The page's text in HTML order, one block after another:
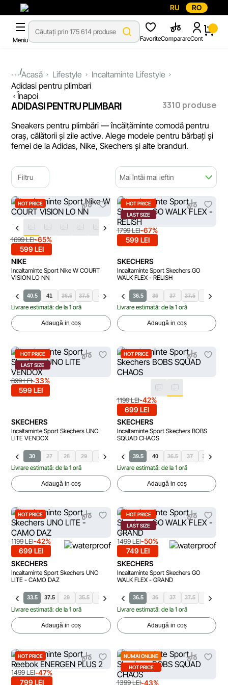
RU RO
Meniu FavoriteComparareCont
...Acasă Lifestyle
Incaltaminte Lifestyle
Adidasi pentru plimbari
Înapoi
ADIDASI PENTRU PLIMBARI 3310 produse
Sneakers pentru plimbări — încălțăminte comodă pentru
oraș, călătorii și zile active. Alege modele pentru bărbați și
femei de la Adidas, Nike, Skechers și alte branduri.
Filtru Mai întâi mai ieftin
HOT PRICE
1699 LEI-65%
599 LEI
NIKE
Incaltaminte Sport Nike W COURT
VISION LO NN
40 40.5 41 36.5 37.5 40 41
Livrare estimată: de la 1 oră
Adaugă in coș
HOT PRICE
LAST SIZE
1799 LEI-67%
599 LEI
SKECHERS
Incaltaminte Sport Skechers GO
WALK FLEX - RELISH
36.5 36 37 37.5 38
Livrare estimată: de la 1 oră
Adaugă in coș
HOT PRICE
LAST SIZE
899 LEI-33%
599 LEI
SKECHERS
Incaltaminte Sport Skechers UNO
LITE VENDOX
30 27 28 29 31 32 33 33.5 34 35 35.5
Livrare estimată: de la 1 oră
Adaugă in coș
HOT PRICE
1199 LEI-42%
699 LEI
SKECHERS
Incaltaminte Sport Skechers BOBS
SQUAD CHAOS
38.5 39.5 40 36.5 37 37.5
Livrare estimată: de la 1 oră
Adaugă in coș
HOT PRICE
1199 LEI-42%
699 LEI
SKECHERS
Incaltaminte Sport Skechers UNO
LITE - CAMO DAZ
33.5 37.5 29 35.5 36 36.5 37 38 39
Livrare estimată: de la 1 oră
Adaugă in coș
HOT PRICE
LAST SIZE
1499 LEI-50%
749 LEI
SKECHERS
Incaltaminte Sport Skechers GO
WALK FLEX - GRAND
36.5 36 37 37.5 38
Livrare estimată: de la 1 oră
Adaugă in coș
HOT PRICE
1499 LEI-47%
799 LEI
NUMAI ONLINE
HOT PRICE
1399 LEI-43%